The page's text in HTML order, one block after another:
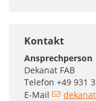
Kontakt
Ansprechperson
Dekanat FAB
Telefon +49 931
E-Mail